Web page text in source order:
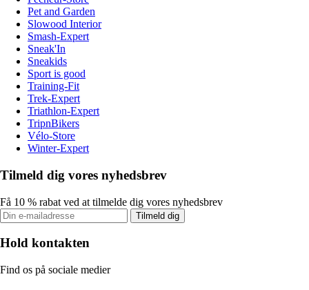
Pet and Garden
Slowood Interior
Smash-Expert
Sneak'In
Sneakids
Sport is good
Training-Fit
Trek-Expert
Triathlon-Expert
TripnBikers
Vélo-Store
Winter-Expert
Tilmeld dig vores nyhedsbrev
Få 10 % rabat ved at tilmelde dig vores nyhedsbrev
Tilmeld dig
Hold kontakten
Find os på sociale medier